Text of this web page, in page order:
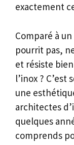
exactement
Comparé à
pourrit pas,
et résiste
l’inox ?
une
architectes
quelques
comprends